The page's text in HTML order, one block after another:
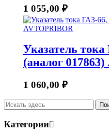
1 055,00₽
Указатель
(аналог
1 060,00₽
Категории